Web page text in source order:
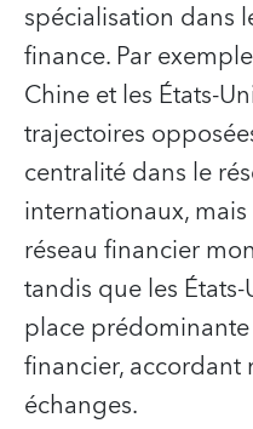
spécialisation dans
finance. Par
Chine et les États-
trajectoires
centralité dans le
internationaux,
réseau financier
tandis que les
place
financier, accordant
échanges.